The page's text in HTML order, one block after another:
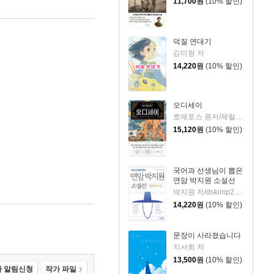
덕질 연대기
김미형 저
14,220원 (10% 할인)
오디세이
호메로스 원저/제럴딘 매코크런 글/김재용 역/장시은 감수
15,120원 (10% 할인)
국어과 선생님이 뽑은
연암 박지원 소설선
박지원 저/dskimp2000 편
14,220원 (10% 할인)
문장이 사라졌습니다
지서희 저
13,500원 (10% 할인)
알림신청
작가 파일